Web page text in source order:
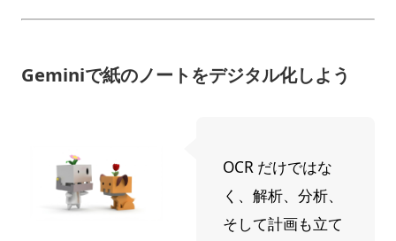
Geminiで紙のノートをデジタル化しよう
OCR だけではな
く、解析、分析、
そして計画も立て